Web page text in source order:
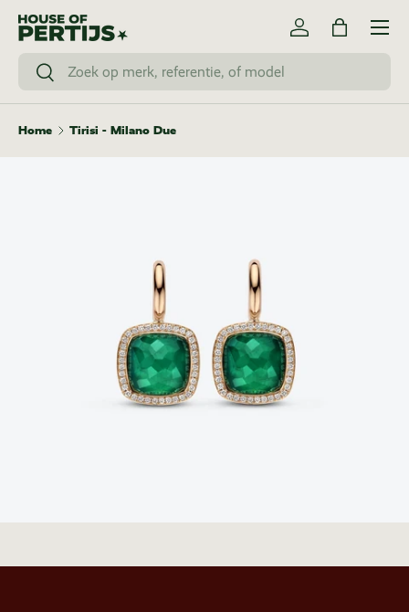
Skip to content
SearchSearch
Log inBag
Menu
Home Tirisi - Milano Due